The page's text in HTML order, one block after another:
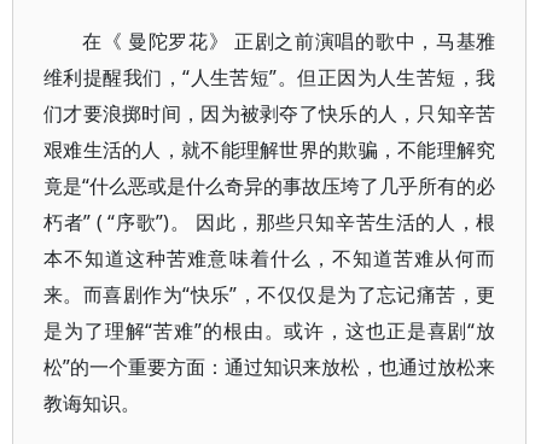
在《 曼陀罗花》 正剧之前演唱的歌中，马基雅
维利提醒我们，“人生苦短”。但正因为人生苦短，我
们才要浪掷时间，因为被剥夺了快乐的人，只知辛苦
艰难生活的人，就不能理解世界的欺骗，不能理解究
竟是“什么恶或是什么奇异的事故压垮了几乎所有的必
朽者” ( “序歌”)。 因此，那些只知辛苦生活的人，根
本不知道这种苦难意味着什么，不知道苦难从何而
来。而喜剧作为“快乐”，不仅仅是为了忘记痛苦，更
是为了理解“苦难”的根由。或许，这也正是喜剧“放
松”的一个重要方面：通过知识来放松，也通过放松来
教诲知识。